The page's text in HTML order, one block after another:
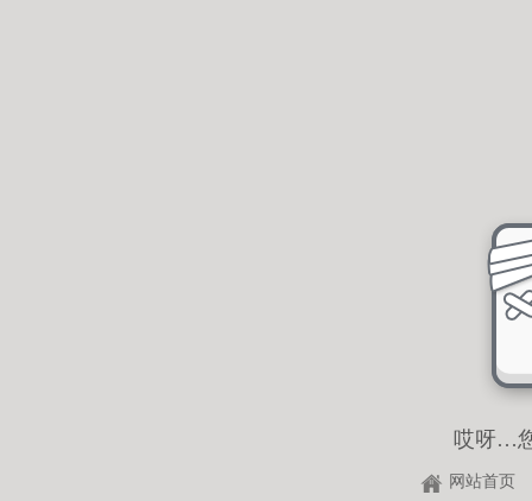
哎呀…
网站首页